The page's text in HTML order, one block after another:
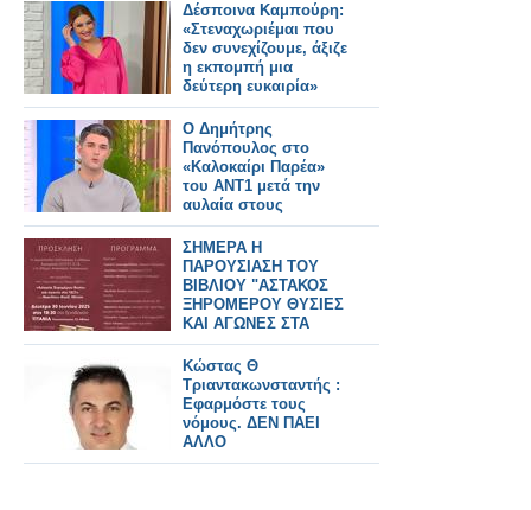
Δέσποινα Καμπούρη:
«Στεναχωριέμαι που
δεν συνεχίζουμε, άξιζε
η εκπομπή μια
δεύτερη ευκαιρία»
O Δημήτρης
Πανόπουλος στο
«Καλοκαίρι Παρέα»
του ΑΝΤ1 μετά την
αυλαία στους
«Weekenders»...
ΣΗΜΕΡΑ Η
ΠΑΡΟΥΣΙΑΣΗ ΤΟΥ
ΒΙΒΛΙΟΥ "ΑΣΤΑΚΟΣ
ΞΗΡΟΜΕΡΟΥ ΘΥΣΙΕΣ
ΚΑΙ ΑΓΩΝΕΣ ΣΤΑ
1821’’ του ΝΙΚΟΥ
ΜΗΤΣΗ
Κώστας Θ
Τριαντακωνσταντής :
Εφαρμόστε τους
νόμους. ΔΕΝ ΠΑΕΙ
ΑΛΛΟ